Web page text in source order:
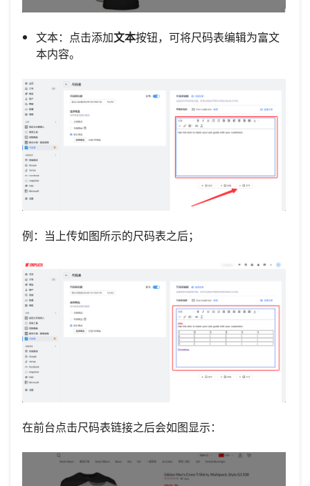
文本：点击添加文本按钮，可将尺码表编辑为富文
本内容。
例：当上传如图所示的尺码表之后；
在前台点击尺码表链接之后会如图显示：